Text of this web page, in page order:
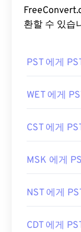
환할 수 있습
PST 에게
WET 에게
CST 에게
MSK 에게
NST 에게
CDT 에게